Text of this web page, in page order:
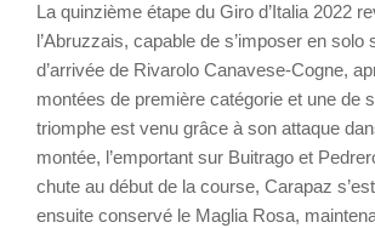
La quinzième étape du Giro d’Italia 2022
l’Abruzzais, capable de s’imposer en solo
d’arrivée de Rivarolo Canavese-Cogne,
montées de première catégorie et une de
triomphe est venu grâce à son attaque
montée, l’emportant sur Buitrago et
chute au début de la course, Carapaz
ensuite conservé le Maglia Rosa,